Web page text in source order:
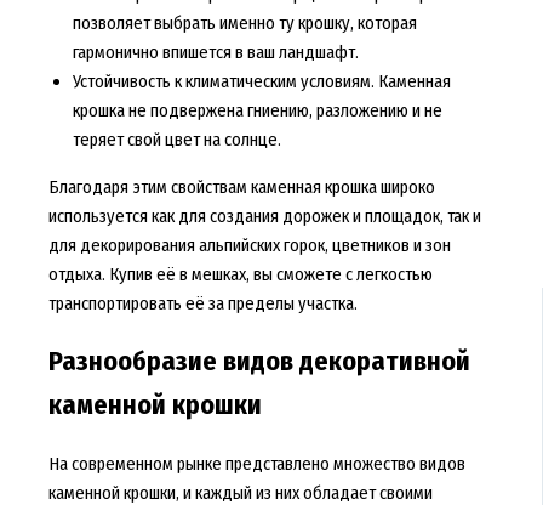
позволяет выбрать именно ту крошку, которая
гармонично впишется в ваш ландшафт.
Устойчивость к климатическим условиям. Каменная
крошка не подвержена гниению, разложению и не
теряет свой цвет на солнце.
Благодаря этим свойствам каменная крошка широко
используется как для создания дорожек и площадок, так и
для декорирования альпийских горок, цветников и зон
отдыха. Купив её в мешках, вы сможете с легкостью
транспортировать её за пределы участка.
Разнообразие видов декоративной
каменной крошки
На современном рынке представлено множество видов
каменной крошки, и каждый из них обладает своими